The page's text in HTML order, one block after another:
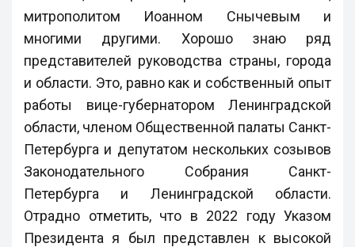
митрополитом Иоанном Снычевым и
многими другими. Хорошо знаю ряд
представителей руководства страны, города
и области. Это, равно как и собственный опыт
работы вице-губернатором Ленинградской
области, членом Общественной палаты Санкт-
Петербурга и депутатом нескольких созывов
Законодательного Собрания Санкт-
Петербурга и Ленинградской области.
Отрадно отметить, что в 2022 году Указом
Президента я был представлен к высокой